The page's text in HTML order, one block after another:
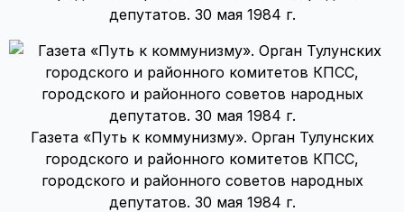
депутатов. 30 мая 1984 г.
Газета «Путь к коммунизму». Орган Тулунских
городского и районного комитетов КПСС,
городского и районного советов народных
депутатов. 30 мая 1984 г.